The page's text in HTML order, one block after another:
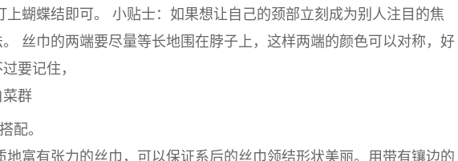
上蝴蝶结即可。 小贴士：如果想让自己的颈部立刻成为别人注目的焦
丝巾的两端要尽量等长地围在脖子上，这样两端的颜色可以对称，好
要记住，
菜群
配。
地富有张力的丝巾，可以保证系后的丝巾领结形状美丽。用带有镶边的